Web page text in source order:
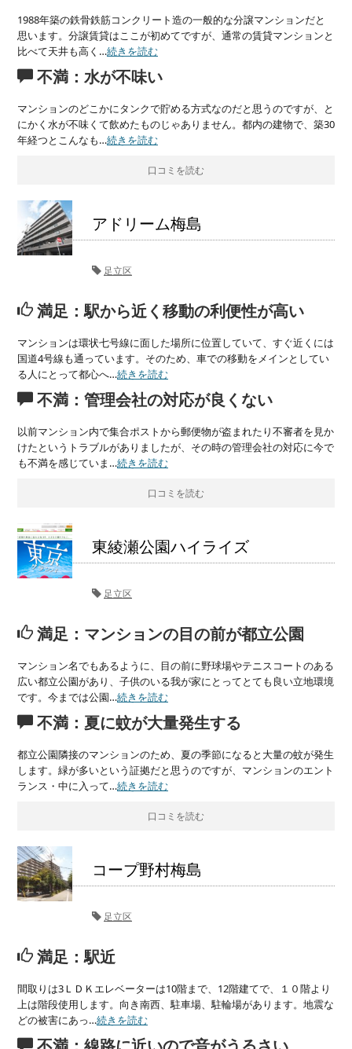
1988年築の鉄骨鉄筋コンクリート造の一般的な分譲マンションだと
思います。分譲賃貸はここが初めてですが、通常の賃貸マンションと
比べて天井も高く…続きを読む
不満：水が不味い
マンションのどこかにタンクで貯める方式なのだと思うのですが、と
にかく水が不味くて飲めたものじゃありません。都内の建物で、築30
年経つとこんなも…続きを読む
口コミを読む
アドリーム梅島
足立区
満足：駅から近く移動の利便性が高い
マンションは環状七号線に面した場所に位置していて、すぐ近くには
国道4号線も通っています。そのため、車での移動をメインとしてい
る人にとって都心へ…続きを読む
不満：管理会社の対応が良くない
以前マンション内で集合ポストから郵便物が盗まれたり不審者を見か
けたというトラブルがありましたが、その時の管理会社の対応に今で
も不満を感じていま…続きを読む
口コミを読む
東綾瀬公園ハイライズ
足立区
満足：マンションの目の前が都立公園
マンション名でもあるように、目の前に野球場やテニスコートのある
広い都立公園があり、子供のいる我が家にとってとても良い立地環境
です。今までは公園…続きを読む
不満：夏に蚊が大量発生する
都立公園隣接のマンションのため、夏の季節になると大量の蚊が発生
します。緑が多いという証拠だと思うのですが、マンションのエント
ランス・中に入って…続きを読む
口コミを読む
コープ野村梅島
足立区
満足：駅近
間取りは3ＬＤＫエレベーターは10階まで、12階建てで、１０階より
上は階段使用します。向き南西、駐車場、駐輪場があります。地震な
どの被害にあっ…続きを読む